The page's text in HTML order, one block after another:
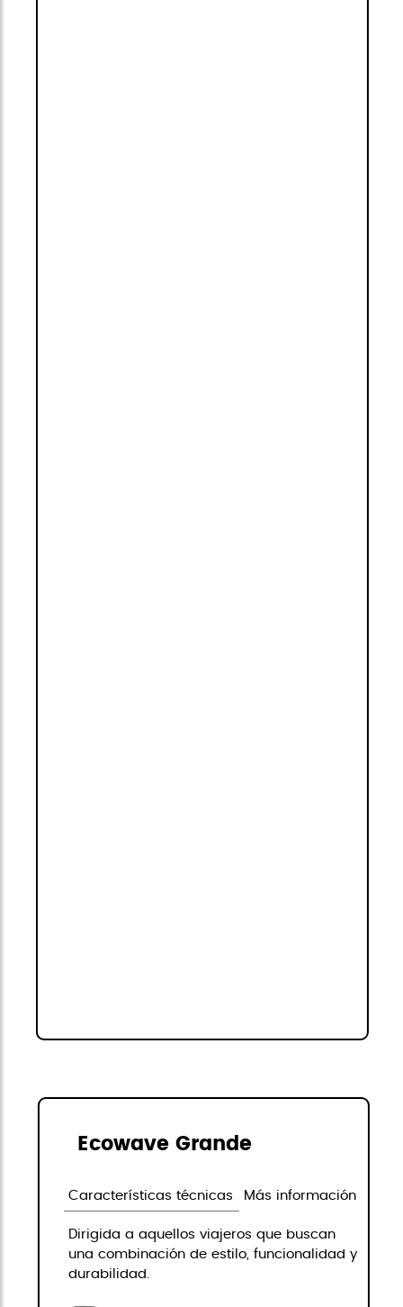
Ecowave Grande
Características técnicas Más información
Dirigida a aquellos viajeros que buscan
una combinación de estilo, funcionalidad y
durabilidad.